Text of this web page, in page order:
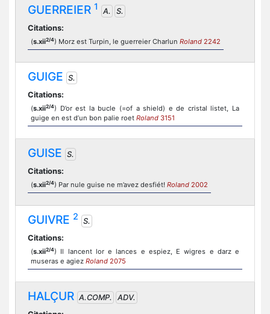
GUERREIER 1 A.
S.
Citations:
(s.xii2/4) Morz est Turpin, le guerreier Charlun Roland 2242
GUIGE S.
Citations:
(s.xii2/4) D’or est la bucle (=of a shield) e de cristal listet, La
guige en est d’un bon palie roet Roland 3151
GUISE S.
Citations:
(s.xii2/4) Par nule guise ne m’avez desfiét! Roland 2002
GUIVRE 2 S.
Citations:
(s.xii2/4) Il lancent lor e lances e espiez, E wigres e darz e
museras e agiez Roland 2075
HALÇUR A.COMP.
ADV.